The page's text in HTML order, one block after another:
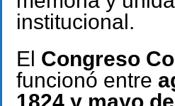
institucional.
El Congreso
funcionó entre